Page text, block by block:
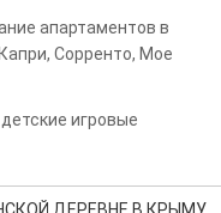
апартаментов в
Сорренто, Мое
игровые